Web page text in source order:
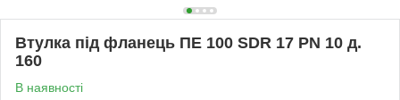
Втулка під фланець ПЕ 100 SDR 17 PN 10 д.
160
В наявності